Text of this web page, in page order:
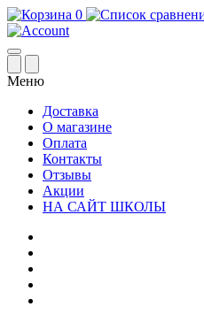
0
Меню
Доставка
О магазине
Оплата
Контакты
Отзывы
Акции
НА САЙТ ШКОЛЫ